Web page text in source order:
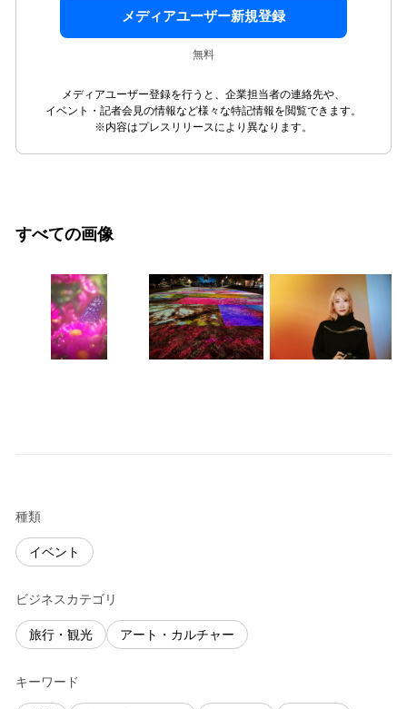
メディアユーザー新規登録
無料
メディアユーザー登録を行うと、企業担当者の連絡先や、
イベント・記者会見の情報など様々な特記情報を閲覧できます。
※内容はプレスリリースにより異なります。
すべての画像
種類
イベント
ビジネスカテゴリ
旅行・観光 アート・カルチャー
キーワード